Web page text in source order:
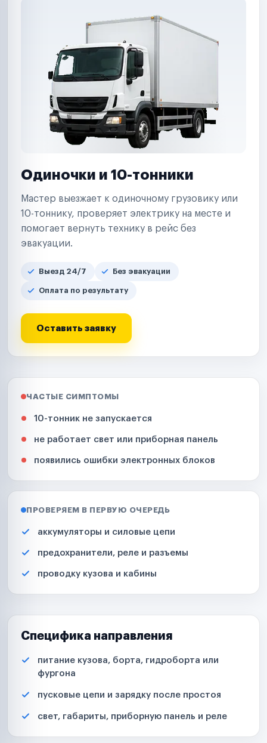
Одиночки и 10-тонники
Мастер выезжает к одиночному грузовику или
10-тоннику, проверяет электрику на месте и
помогает вернуть технику в рейс без
эвакуации.
Выезд 24/7 Без эвакуации
Оплата по результату
Оставить заявку
ЧАСТЫЕ СИМПТОМЫ
10-тонник не запускается
не работает свет или приборная панель
появились ошибки электронных блоков
ПРОВЕРЯЕМ В ПЕРВУЮ ОЧЕРЕДЬ
аккумуляторы и силовые цепи
предохранители, реле и разъемы
проводку кузова и кабины
Специфика направления
питание кузова, борта, гидроборта или
фургона
пусковые цепи и зарядку после простоя
свет, габариты, приборную панель и реле